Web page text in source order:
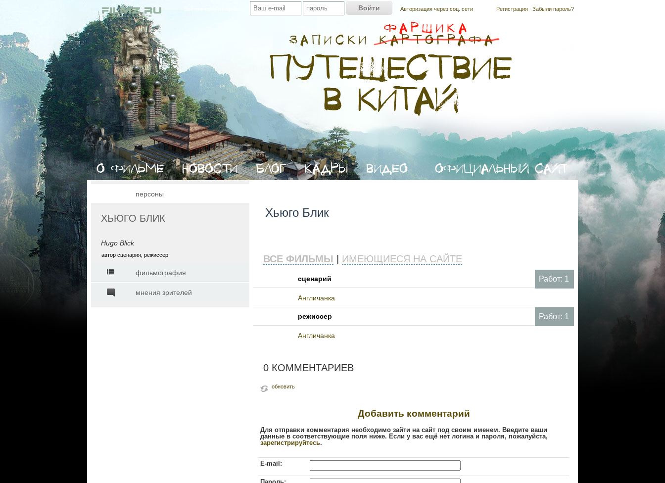
Авторизация через соц. сети Регистрация Забыли пароль?
Хьюго Блик
ВСЕ ФИЛЬМЫ ИМЕЮЩИЕСЯ НА САЙТЕ
Работ: 1
сценарий
Англичанка
Работ: 1
режиссер
Англичанка
0 КОММЕНТАРИЕВ
обновить
Добавить комментарий
Для отправки комментария необходимо зайти на сайт под своим именем. Введите ваши
данные в соответствующие поля ниже. Если у вас ещё нет логина и пароля, пожалуйста,
зарегистрируйтесь.
E-mail:
персоны
ХЬЮГО БЛИК
Hugo Blick
автор сценария, режиссер
фильмография
мнения зрителей